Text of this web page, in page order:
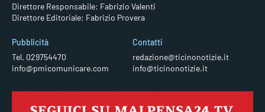
Direttore Responsabile: Fabrizio Valenti
Direttore Editoriale: Fabrizio Provera
Pubblicità
Tel. 029754470
info@pmicomunicare.com
Contatti
redazione@ticinonotizie.it
info@ticinonotizie.it